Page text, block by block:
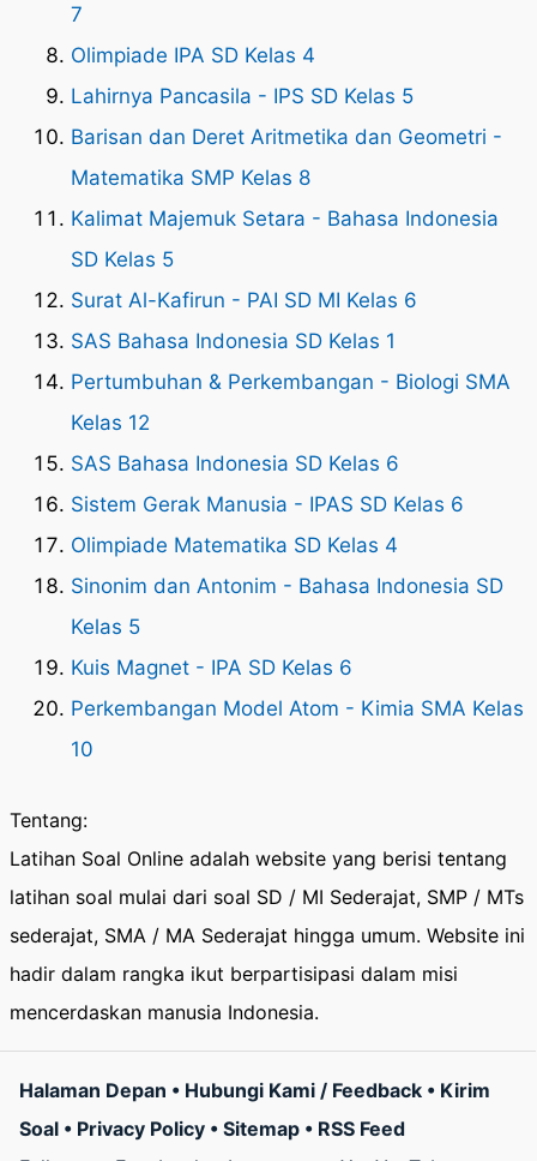
7
Olimpiade IPA SD Kelas 4
Lahirnya Pancasila - IPS SD Kelas 5
Barisan dan Deret Aritmetika dan Geometri -
Matematika SMP Kelas 8
Kalimat Majemuk Setara - Bahasa Indonesia
SD Kelas 5
Surat Al-Kafirun - PAI SD MI Kelas 6
SAS Bahasa Indonesia SD Kelas 1
Pertumbuhan & Perkembangan - Biologi SMA
Kelas 12
SAS Bahasa Indonesia SD Kelas 6
Sistem Gerak Manusia - IPAS SD Kelas 6
Olimpiade Matematika SD Kelas 4
Sinonim dan Antonim - Bahasa Indonesia SD
Kelas 5
Kuis Magnet - IPA SD Kelas 6
Perkembangan Model Atom - Kimia SMA Kelas
10
Tentang:
Latihan Soal Online adalah website yang berisi tentang
latihan soal mulai dari soal SD / MI Sederajat, SMP / MTs
sederajat, SMA / MA Sederajat hingga umum. Website ini
hadir dalam rangka ikut berpartisipasi dalam misi
mencerdaskan manusia Indonesia.
Halaman Depan • Hubungi Kami / Feedback • Kirim
Soal • Privacy Policy • Sitemap • RSS Feed